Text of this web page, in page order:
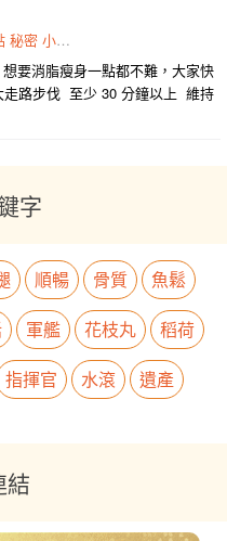
秘密 小腹
要消脂瘦身一點都不難，大家快
路步伐 至少 30 分鐘以上 維持
字
順暢 骨質
魚鬆
軍艦 花枝丸
稻荷
指揮官 水滾 遺產
結